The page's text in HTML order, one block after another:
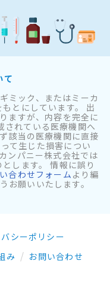
て
ミック、またはミーカ
とにしています。 出
ますが、内容を完全に
されている医療機関へ
該当の医療機関に直接
て生じた損害につい
ンパニー株式会社では
します。 情報に誤り
合わせフォーム より編
お願いいたします。
シーポリシー
み
お問い合わせ